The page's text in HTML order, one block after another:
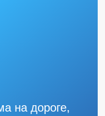
на дороге,